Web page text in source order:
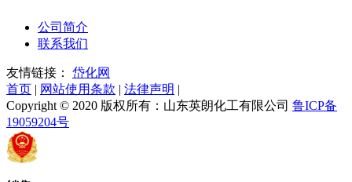
公司简介
联系我们
友情链接： 岱化网
首页 | 网站使用条款 | 法律声明 |
Copyright © 2020 版权所有：山东英朗化工有限公司 鲁ICP备
19059204号